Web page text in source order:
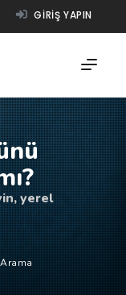
GIRIŞ YAPIN
yerel